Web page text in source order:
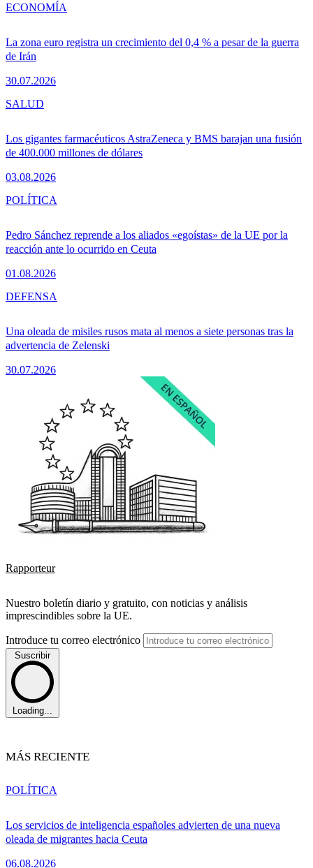
La zona euro registra un crecimiento del 0,4 % a pesar de la guerra
de Irán
30.07.2026
ECONOMÍA
Los gigantes farmacéuticos AstraZeneca y BMS barajan una fusión
de 400.000 millones de dólares
03.08.2026
SALUD
Pedro Sánchez reprende a los aliados «egoístas» de la UE por la
reacción ante lo ocurrido en Ceuta
01.08.2026
POLÍTICA
Una oleada de misiles rusos mata al menos a siete personas tras la
advertencia de Zelenski
30.07.2026
DEFENSA
Rapporteur
Nuestro boletín diario y gratuito, con noticias y análisis
imprescindibles sobre la UE.
Introduce tu correo electrónico
Suscribir
Loading...
MÁS RECIENTE
Los servicios de inteligencia españoles advierten de una nueva
oleada de migrantes hacia Ceuta
06.08.2026
POLÍTICA